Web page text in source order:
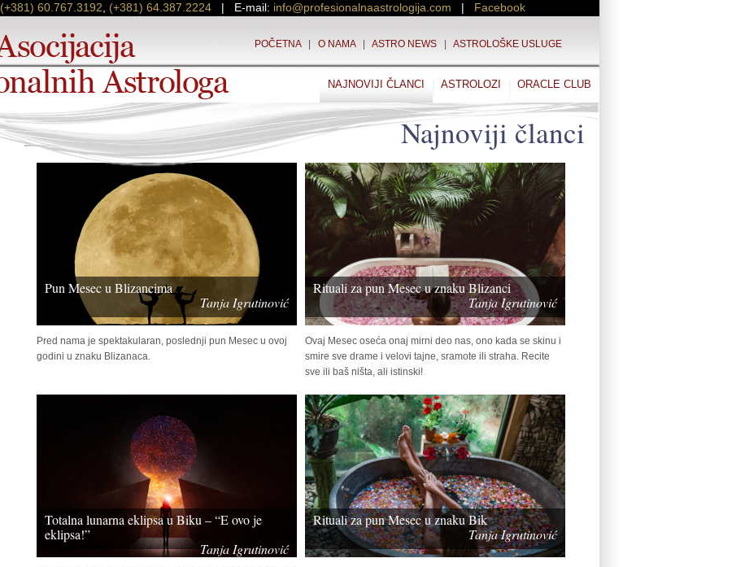
(+381) 60.767.3192 (+381) 64.387.2224 | E-mail: info@profesionalnaastrologija.com | Facebook
POČETNA| O NAMA| ASTRO NEWS| ASTROLOŠKE USLUGE
ORACLE CLUB
ASTROLOZI
NAJNOVIJI ČLANCI
Najnoviji članci
Pun Mesec u Blizancima
Tanja Igrutinović
Pred nama je spektakularan, poslednji pun Mesec u ovoj
godini u znaku Blizanaca.
Rituali za pun Mesec u znaku Blizanci
Tanja Igrutinović
Ovaj Mesec oseća onaj mirni deo nas, ono kada se skinu i
smire sve drame i velovi tajne, sramote ili straha. Recite
sve ili baš ništa, ali istinski!
Totalna lunarna eklipsa u Biku – “E ovo je
eklipsa!”
Tanja Igrutinović
Rituali za pun Mesec u znaku Bik
Tanja Igrutinović